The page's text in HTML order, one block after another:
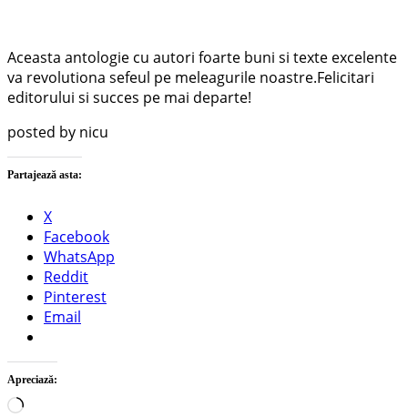
Aceasta antologie cu autori foarte buni si texte excelente
va revolutiona sefeul pe meleagurile noastre.Felicitari
editorului si succes pe mai departe!
posted by nicu
Partajează asta:
X
Facebook
WhatsApp
Reddit
Pinterest
Email
Apreciază:
Încarc...